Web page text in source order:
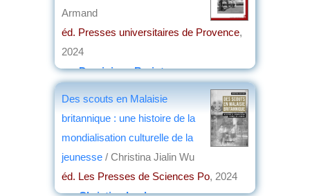
Armand
éd. Presses universitaires de Provence,
2024
parDominique Barjot
Des scouts en Malaisie
britannique : une histoire de la
mondialisation culturelle de la
jeunesse / Christina Jialin Wu
éd. Les Presses de Sciences Po, 2024